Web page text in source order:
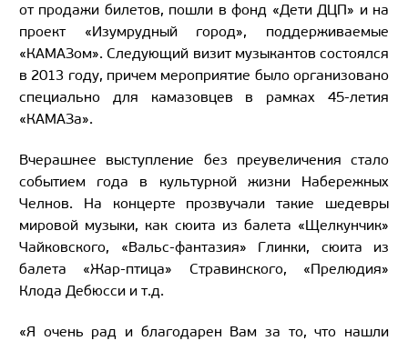
от продажи билетов, пошли в фонд «Дети ДЦП» и на
проект «Изумрудный город», поддерживаемые
«КАМАЗом». Следующий визит музыкантов состоялся
в 2013 году, причем мероприятие было организовано
специально для камазовцев в рамках 45-летия
«КАМАЗа».
Вчерашнее выступление без преувеличения стало
событием года в культурной жизни Набережных
Челнов. На концерте прозвучали такие шедевры
мировой музыки, как сюита из балета «Щелкунчик»
Чайковского, «Вальс-фантазия» Глинки, сюита из
балета «Жар-птица» Стравинского, «Прелюдия»
Клода Дебюсси и т.д.
«Я очень рад и благодарен Вам за то, что нашли